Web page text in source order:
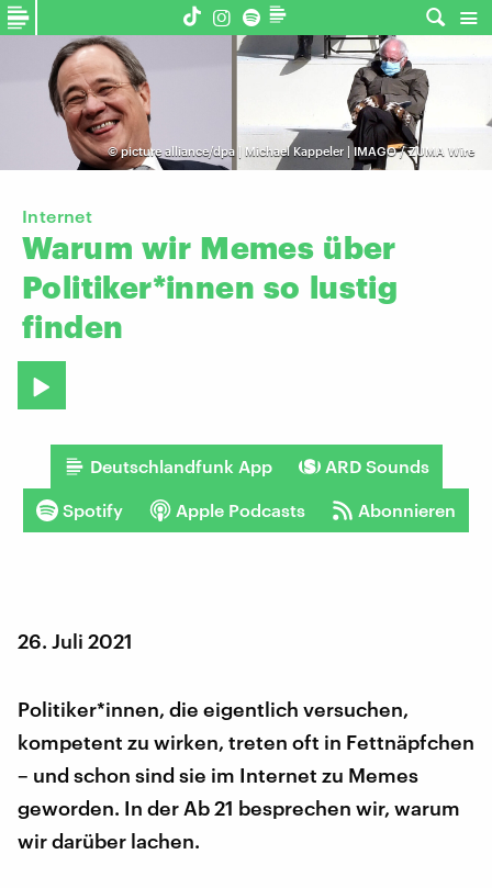
©picture alliance/dpa | Michael Kappeler | IMAGO / ZUMA Wire
Internet
Warum wir Memes über
Politiker*innen so lustig
finden
Deutschlandfunk App ARD Sounds
Spotify Apple Podcasts Abonnieren
26. Juli 2021
Politiker*innen, die eigentlich versuchen,
kompetent zu wirken, treten oft in Fettnäpfchen
– und schon sind sie im Internet zu Memes
geworden. In der Ab 21 besprechen wir, warum
wir darüber lachen.